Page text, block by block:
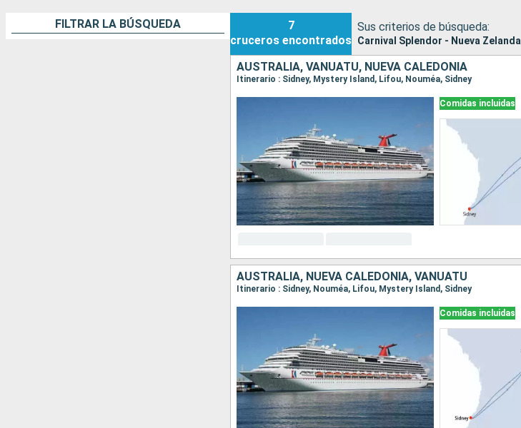
FILTRAR LA BÚSQUEDA
7
cruceros encontrados
Sus criterios de búsqueda:
Carnival Splendor - Nueva Zelanda
AUSTRALIA, VANUATU, NUEVA CALEDONIA
Itinerario : Sidney, Mystery Island, Lifou, Nouméa, Sidney
Comidas incluidas
AUSTRALIA, NUEVA CALEDONIA, VANUATU
Itinerario : Sidney, Nouméa, Lifou, Mystery Island, Sidney
Comidas incluidas